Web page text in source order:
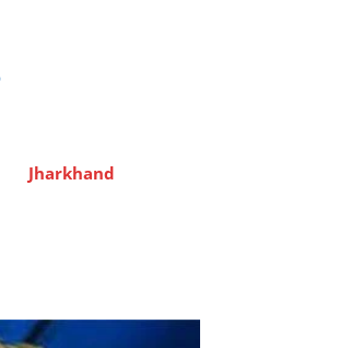
Jharkhand